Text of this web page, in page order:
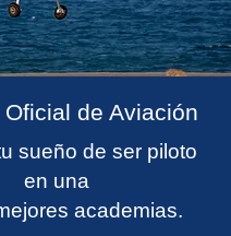
de Aviación
sueño de ser piloto
en una
academias.